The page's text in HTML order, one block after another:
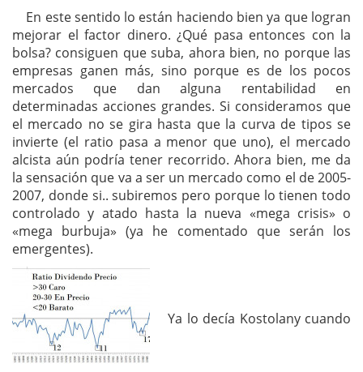
En este sentido lo están haciendo bien ya que logran
mejorar el factor dinero. ¿Qué pasa entonces con la
bolsa? consiguen que suba, ahora bien, no porque las
empresas ganen más, sino porque es de los pocos
mercados que dan alguna rentabilidad en
determinadas acciones grandes. Si consideramos que
el mercado no se gira hasta que la curva de tipos se
invierte (el ratio pasa a menor que uno), el mercado
alcista aún podría tener recorrido. Ahora bien, me da
la sensación que va a ser un mercado como el de 2005-
2007, donde si.. subiremos pero porque lo tienen todo
controlado y atado hasta la nueva «mega crisis» o
«mega burbuja» (ya he comentado que serán los
emergentes).
Ya lo decía Kostolany cuando